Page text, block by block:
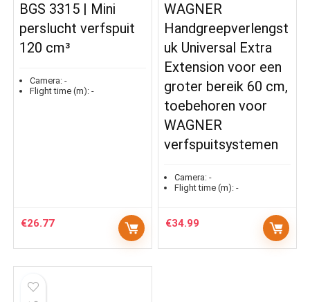
BGS 3315 | Mini
perslucht verfspuit
120 cm³
Camera: -
Flight time (m): -
€26.77
WAGNER
Handgreepverlengst
uk Universal Extra
Extension voor een
groter bereik 60 cm,
toebehoren voor
WAGNER
verfspuitsystemen
Camera: -
Flight time (m): -
€34.99